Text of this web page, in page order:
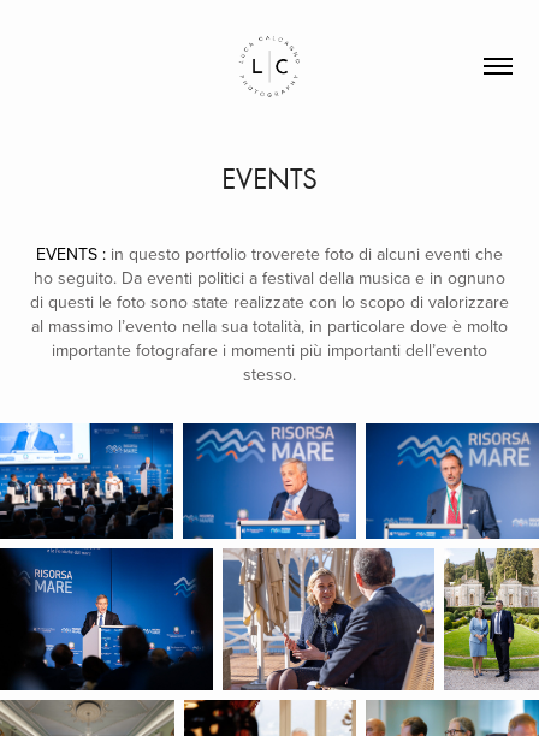
EVENTS
EVENTS : in questo portfolio troverete foto di alcuni eventi che
ho seguito. Da eventi politici a festival della musica e in ognuno
di questi le foto sono state realizzate con lo scopo di valorizzare
al massimo l’evento nella sua totalità, in particolare dove è molto
importante fotografare i momenti più importanti dell’evento
stesso.